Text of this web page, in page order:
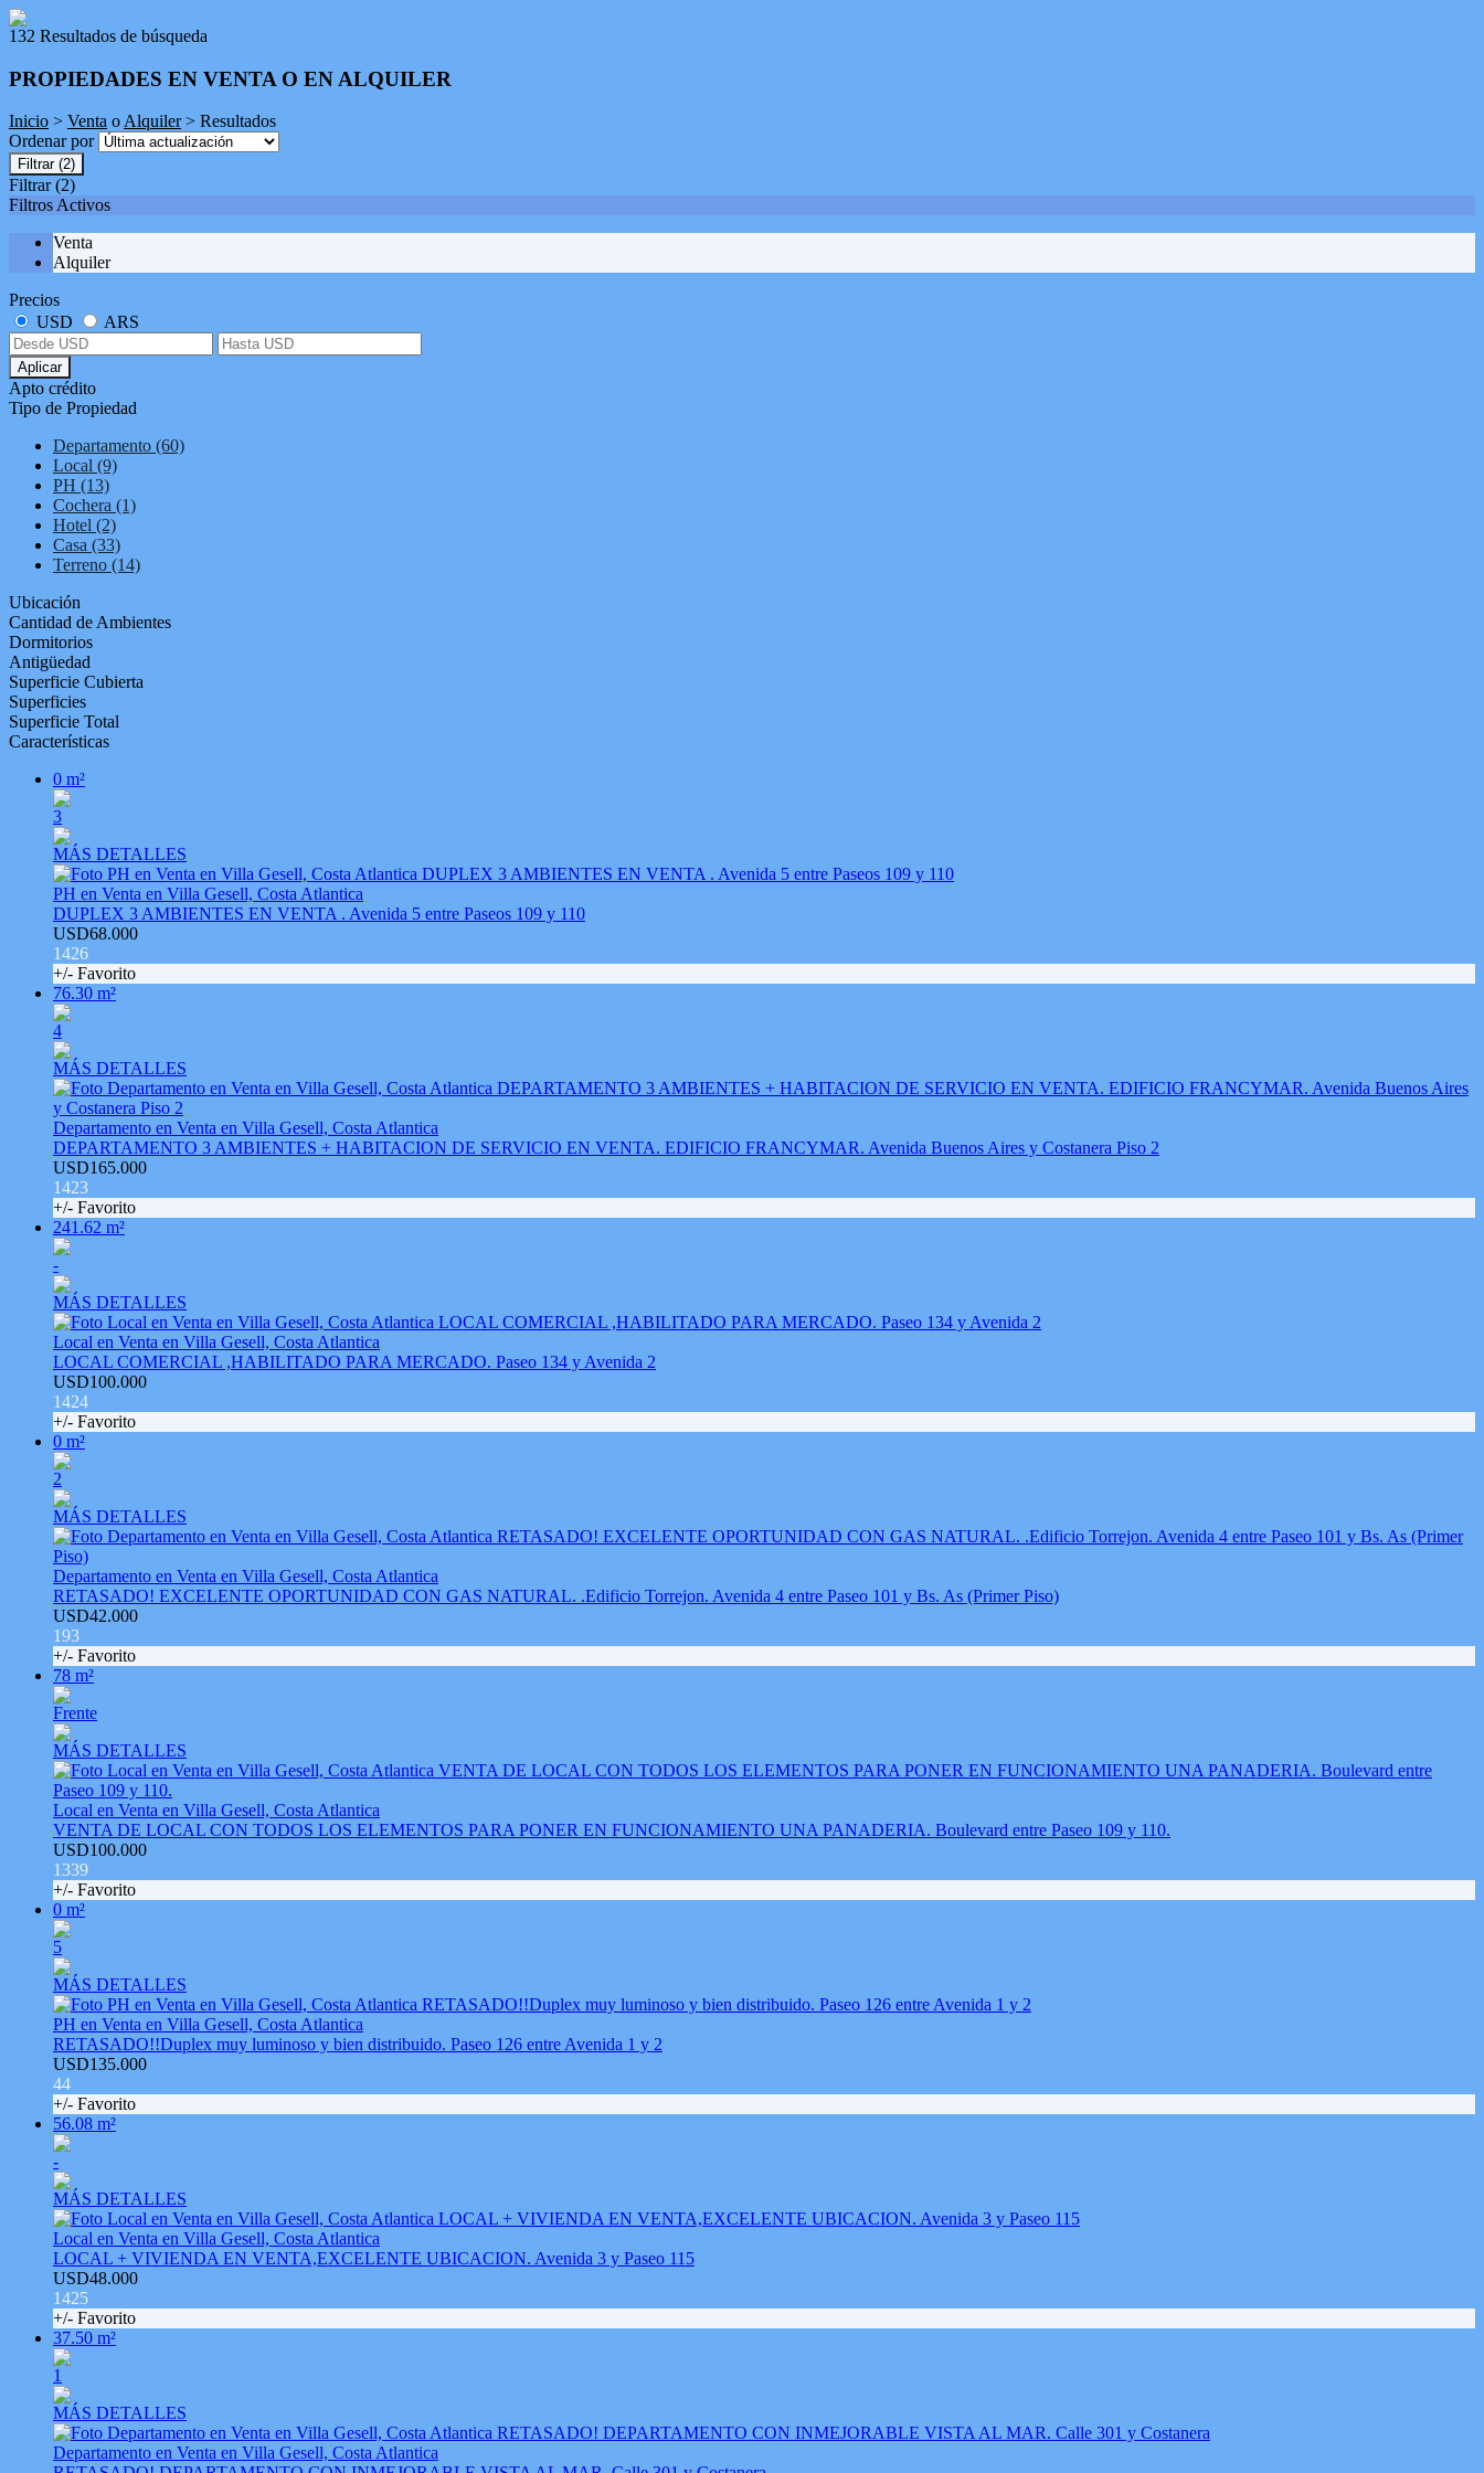
132 Resultados de búsqueda
PROPIEDADES EN VENTA O EN ALQUILER
Inicio > Venta oAlquiler> Resultados
Ordenar por
Filtrar (2)
Filtrar (2)
Filtros Activos
Venta
Alquiler
Precios
USD
ARS
Aplicar
Apto crédito
Tipo de Propiedad
Departamento (60)
Local (9)
PH (13)
Cochera (1)
Hotel (2)
Casa (33)
Terreno (14)
Ubicación
Cantidad de Ambientes
Dormitorios
Antigüedad
Superficie Cubierta
Superficies
Superficie Total
Características
0 m²
3
MÁS DETALLES
PH en Venta en Villa Gesell, Costa Atlantica
DUPLEX 3 AMBIENTES EN VENTA . Avenida 5 entre Paseos 109 y 110
USD68.000
1426
+/- Favorito
76.30 m²
4
MÁS DETALLES
Departamento en Venta en Villa Gesell, Costa Atlantica
DEPARTAMENTO 3 AMBIENTES + HABITACION DE SERVICIO EN VENTA. EDIFICIO FRANCYMAR. Avenida Buenos Aires y Costanera Piso 2
USD165.000
1423
+/- Favorito
241.62 m²
-
MÁS DETALLES
Local en Venta en Villa Gesell, Costa Atlantica
LOCAL COMERCIAL ,HABILITADO PARA MERCADO. Paseo 134 y Avenida 2
USD100.000
1424
+/- Favorito
0 m²
2
MÁS DETALLES
Departamento en Venta en Villa Gesell, Costa Atlantica
RETASADO! EXCELENTE OPORTUNIDAD CON GAS NATURAL. .Edificio Torrejon. Avenida 4 entre Paseo 101 y Bs. As (Primer Piso)
USD42.000
193
+/- Favorito
78 m²
Frente
MÁS DETALLES
Local en Venta en Villa Gesell, Costa Atlantica
VENTA DE LOCAL CON TODOS LOS ELEMENTOS PARA PONER EN FUNCIONAMIENTO UNA PANADERIA. Boulevard entre Paseo 109 y 110.
USD100.000
1339
+/- Favorito
0 m²
5
MÁS DETALLES
PH en Venta en Villa Gesell, Costa Atlantica
RETASADO!!Duplex muy luminoso y bien distribuido. Paseo 126 entre Avenida 1 y 2
USD135.000
44
+/- Favorito
56.08 m²
-
MÁS DETALLES
Local en Venta en Villa Gesell, Costa Atlantica
LOCAL + VIVIENDA EN VENTA,EXCELENTE UBICACION. Avenida 3 y Paseo 115
USD48.000
1425
+/- Favorito
37.50 m²
1
MÁS DETALLES
Departamento en Venta en Villa Gesell, Costa Atlantica